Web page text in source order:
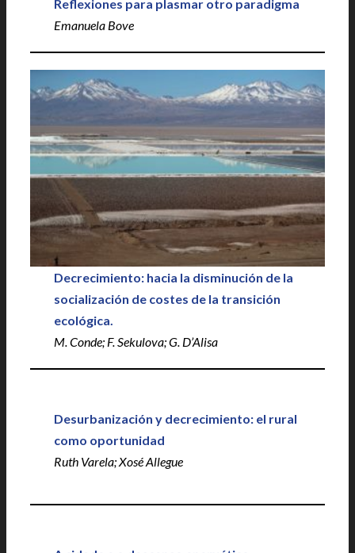
Reflexiones para plasmar otro paradigma
Emanuela Bove
Decrecimiento: hacia la disminución de la
socialización de costes de la transición
ecológica.
M. Conde; F. Sekulova; G. D’Alisa
Desurbanización y decrecimiento: el rural
como oportunidad
Ruth Varela; Xosé Allegue